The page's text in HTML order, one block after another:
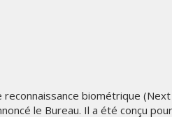
biométrique
le Bureau. Il a été conçu